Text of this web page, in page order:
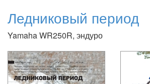
Ледниковый период
Yamaha WR250R, эндуро